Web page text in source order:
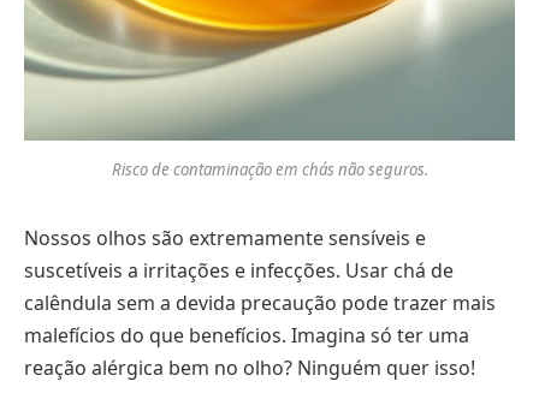
Risco de contaminação em chás não seguros.
Nossos olhos são extremamente sensíveis e
suscetíveis a irritações e infecções. Usar chá de
calêndula sem a devida precaução pode trazer mais
malefícios do que benefícios. Imagina só ter uma
reação alérgica bem no olho? Ninguém quer isso!